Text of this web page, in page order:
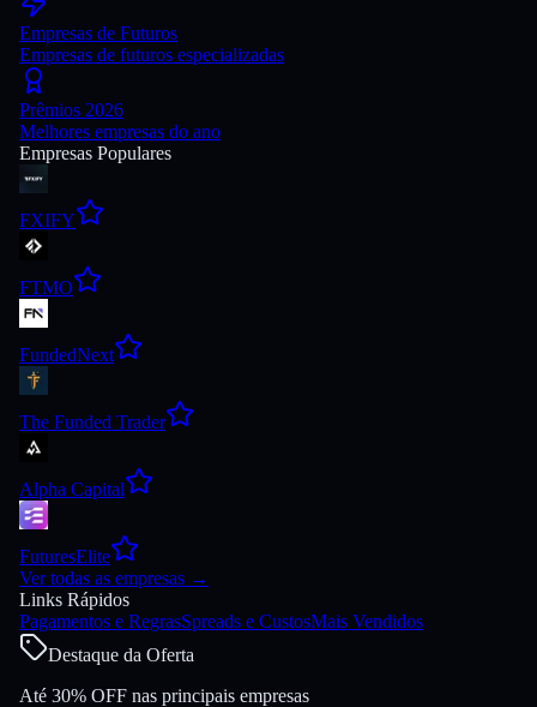
Empresas de Futuros
Empresas de futuros especializadas
Prêmios 2026
Melhores empresas do ano
Empresas Populares
FXIFY
FTMO
FundedNext
The Funded Trader
Alpha Capital
FuturesElite
Ver todas as empresas →
Links Rápidos
Pagamentos e RegrasSpreads e CustosMais Vendidos
Destaque da Oferta
Até 30% OFF nas principais empresas